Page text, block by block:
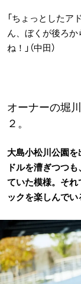
「ちょっとしたア
ん、ぼくが後ろ
ね！」（中田）
オーナーの堀
２。
大島小松川公園
ドルを漕ぎつつ
ていた模様。そ
ックを楽しんでい